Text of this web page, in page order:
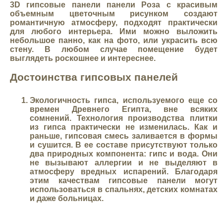
3D гипсовые панели панели Роза с красивым
объемным цветочным рисунком создают
романтичную атмосферу, подходят практически
для любого интерьера. Ими можно выложить
небольшое панно, как на фото, или украсить всю
стену. В любом случае помещение будет
выглядеть роскошнее и интереснее.
Достоинства гипсовых панелей
Экологичность гипса, используемого еще со
времен Древнего Египта, вне всяких
сомнений. Технология производства плитки
из гипса практически не изменилась. Как и
раньше, гипсовая смесь заливается в формы
и сушится. В ее составе присутствуют только
два природных компонента: гипс и вода. Они
не вызывают аллергии и не выделяют в
атмосферу вредных испарений. Благодаря
этим качествам гипсовые панели могут
использоваться в спальнях, детских комнатах
и даже больницах.